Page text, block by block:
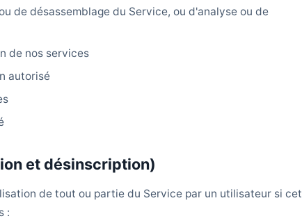
de désassemblage du Service, ou d'analyse ou de
de nos services
autorisé
et désinscription)
de tout ou partie du Service par un utilisateur si cet
: